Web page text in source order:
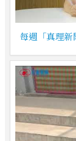
每週「真理新